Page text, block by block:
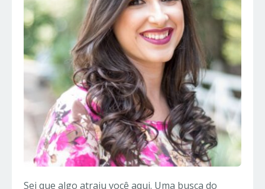
Sei que algo atraiu você aqui. Uma busca do